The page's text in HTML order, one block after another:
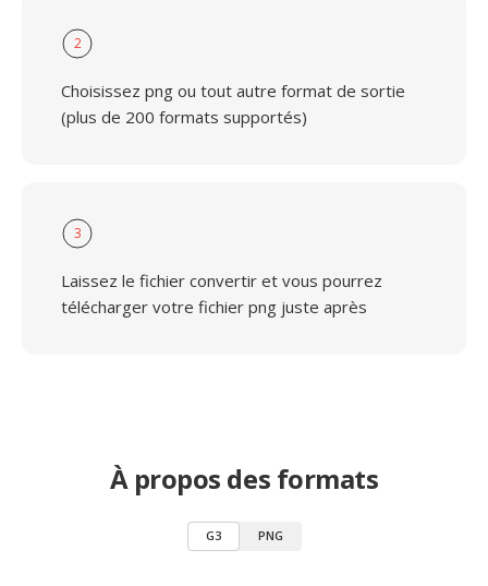
2
Choisissez png ou tout autre format de sortie
(plus de 200 formats supportés)
3
Laissez le fichier convertir et vous pourrez
télécharger votre fichier png juste après
À propos des formats
G3 PNG